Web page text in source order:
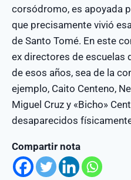
corsódromo, es apoyada
que precisamente vivió
de Santo Tomé. En este
ex directores de escuelas
de esos años, sea de la
ejemplo, Caito Centeno,
Miguel Cruz y «Bicho»
desaparecidos
Compartir nota